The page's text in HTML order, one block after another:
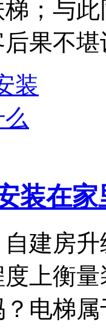
；与
后果不
装在
建房
度上衡
电梯